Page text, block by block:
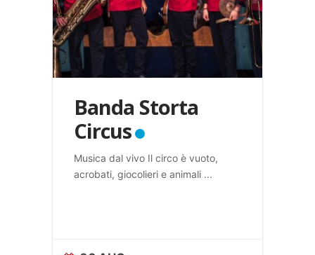
Banda Storta
Circus
Musica dal vivo Il circo è vuoto,
acrobati, giocolieri e animali ...